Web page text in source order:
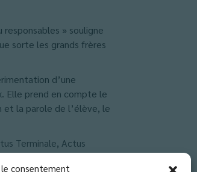
le consentement
» souligne
sorte les grands frères
d’une
Elle prend en compte le
la parole de l’élève, le
Terminale, Actus